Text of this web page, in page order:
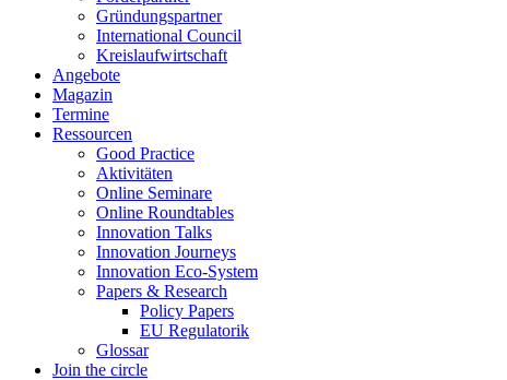
Gründungspartner
International Council
Kreislaufwirtschaft
Angebote
Magazin
Termine
Ressourcen
Good Practice
Aktivitäten
Online Seminare
Online Roundtables
Innovation Talks
Innovation Journeys
Innovation Eco-System
Papers & Research
Policy Papers
EU Regulatorik
Glossar
Join the circle